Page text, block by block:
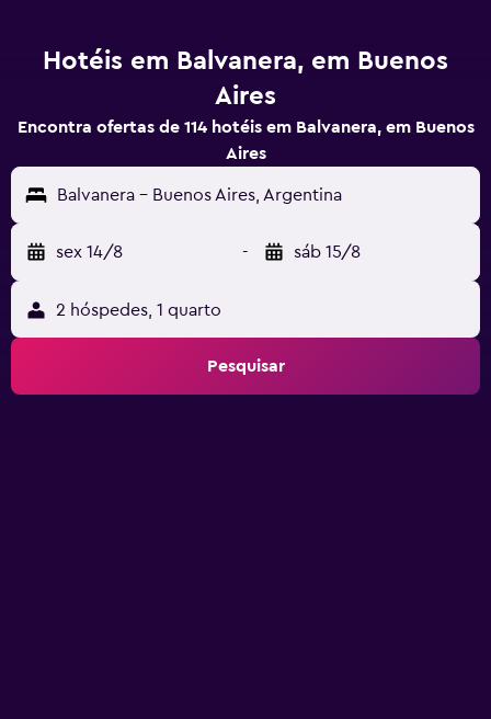
Hotéis em Balvanera, em Buenos
Aires
Encontra ofertas de 114 hotéis em Balvanera, em Buenos
Aires
Balvanera - Buenos Aires, Argentina
sex 14/8 - sáb 15/8
2 hóspedes, 1 quarto
Pesquisar